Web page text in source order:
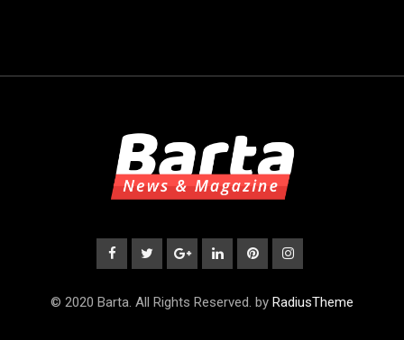
© 2020 Barta. All Rights Reserved. by RadiusTheme